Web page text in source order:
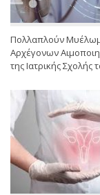
Πολλαπλούν
Αρχέγονων
της Ιατρικής